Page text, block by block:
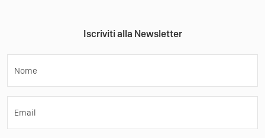
Iscriviti alla Newsletter
Nome
Email